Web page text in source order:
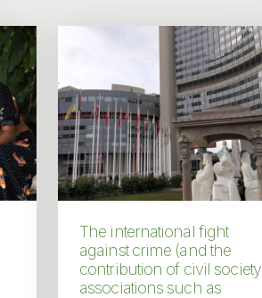
The international fight
against crime (and the
contribution of civil society
associations such as